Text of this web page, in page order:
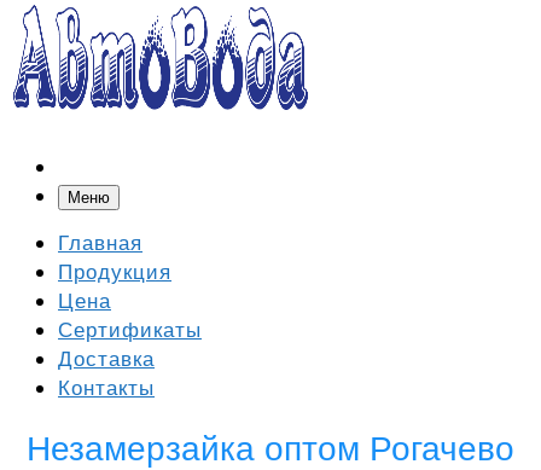
Меню
Главная
Продукция
Цена
Сертификаты
Доставка
Контакты
Незамерзайка оптом Рогачево